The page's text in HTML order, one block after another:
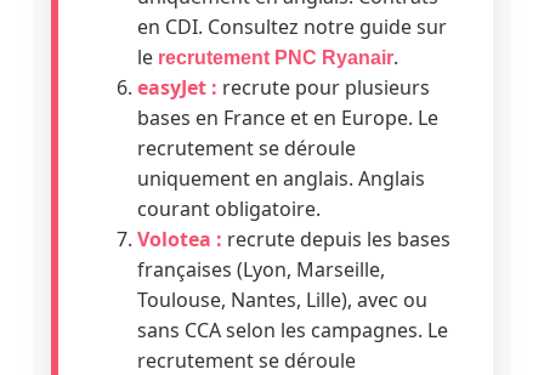
en CDI. Consultez notre guide sur
le recrutement PNC Ryanair.
easyJet : recrute pour plusieurs
bases en France et en Europe. Le
recrutement se déroule
uniquement en anglais. Anglais
courant obligatoire.
Volotea : recrute depuis les bases
françaises (Lyon, Marseille,
Toulouse, Nantes, Lille), avec ou
sans CCA selon les campagnes. Le
recrutement se déroule